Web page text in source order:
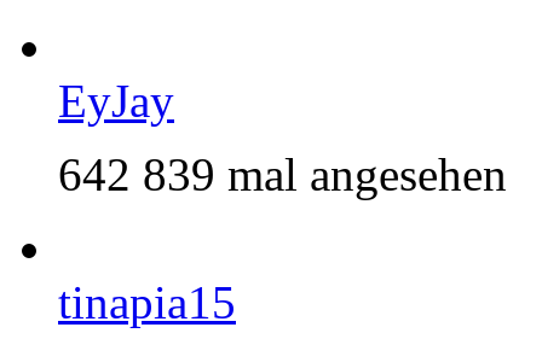
EyJay
642 839 mal angesehen
tinapia15